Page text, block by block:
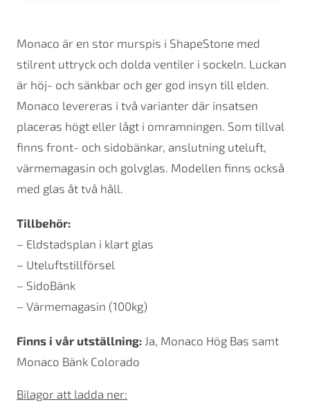
Monaco är en stor murspis i ShapeStone med
stilrent uttryck och dolda ventiler i sockeln. Luckan
är höj- och sänkbar och ger god insyn till elden.
Monaco levereras i två varianter där insatsen
placeras högt eller lågt i omramningen. Som tillval
finns front- och sidobänkar, anslutning uteluft,
värmemagasin och golvglas. Modellen finns också
med glas åt två håll.
Tillbehör:
– Eldstadsplan i klart glas
– Uteluftstillförsel
– SidoBänk
– Värmemagasin (100kg)
Finns i vår utställning: Ja, Monaco Hög Bas samt
Monaco Bänk Colorado
Bilagor att ladda ner: